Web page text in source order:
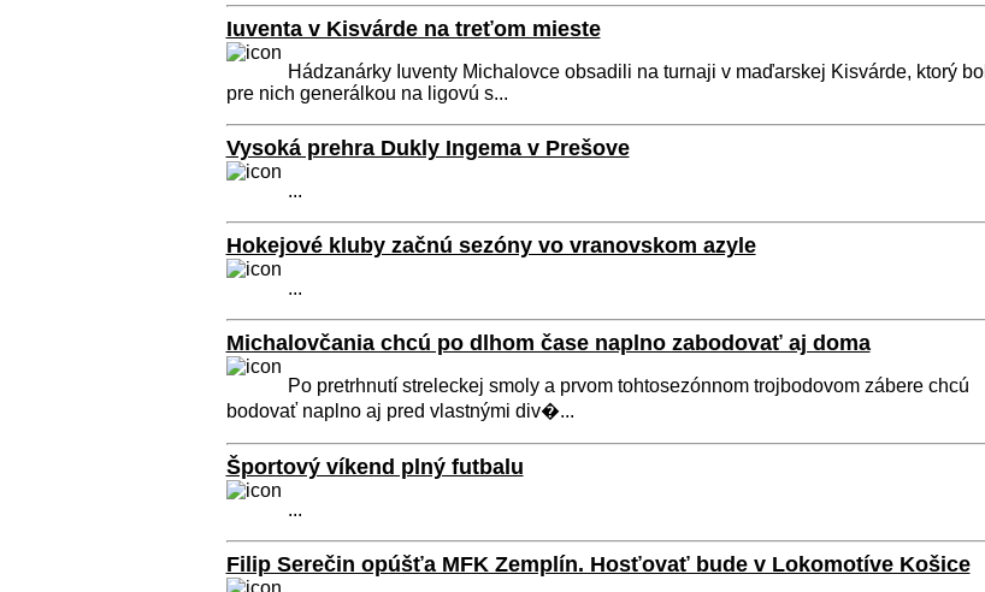
Iuventa v Kisvárde na treťom mieste
Hádzanárky Iuventy Michalovce obsadili na turnaji v maďarskej Kisvárde, ktorý bol
pre nich generálkou na ligovú s...
Vysoká prehra Dukly Ingema v Prešove
...
Hokejové kluby začnú sezóny vo vranovskom azyle
...
Michalovčania chcú po dlhom čase naplno zabodovať aj doma
Po pretrhnutí streleckej smoly a prvom tohtosezónnom trojbodovom zábere chcú
bodovať naplno aj pred vlastnými div�...
Športový víkend plný futbalu
...
Filip Serečin opúšťa MFK Zemplín. Hosťovať bude v Lokomotíve Košice